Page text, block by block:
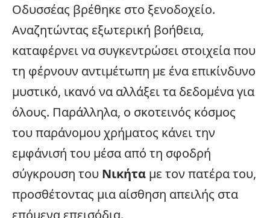
Οδυσσέας βρέθηκε στο ξενοδοχείο.
Αναζητώντας εξωτερική βοήθεια,
καταφέρνει να συγκεντρώσει στοιχεία που
τη φέρνουν αντιμέτωπη με ένα επικίνδυνο
μυστικό, ικανό να αλλάξει τα δεδομένα για
όλους. Παράλληλα, ο σκοτεινός κόσμος
του παράνομου χρήματος κάνει την
εμφάνισή του μέσα από τη σφοδρή
σύγκρουση του Νικήτα με τον πατέρα του,
προσθέτοντας μια αίσθηση απειλής στα
επόμενα επεισόδια.